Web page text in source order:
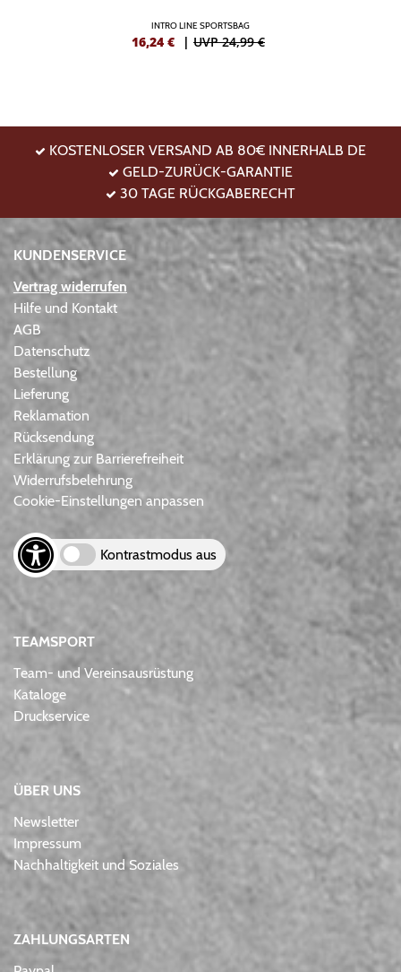
INTRO LINE SPORTSBAG
16,24 € | UVP 24,99 €
KOSTENLOSER VERSAND AB 80€ INNERHALB DE
GELD-ZURÜCK-GARANTIE
30 TAGE RÜCKGABERECHT
KUNDENSERVICE
Vertrag widerrufen
Hilfe und Kontakt
AGB
Datenschutz
Bestellung
Lieferung
Reklamation
Rücksendung
Erklärung zur Barrierefreiheit
Widerrufsbelehrung
Cookie-Einstellungen anpassen
Kontrastmodus aus
TEAMSPORT
Team- und Vereinsausrüstung
Kataloge
Druckservice
ÜBER UNS
Newsletter
Impressum
Nachhaltigkeit und Soziales
ZAHLUNGSARTEN